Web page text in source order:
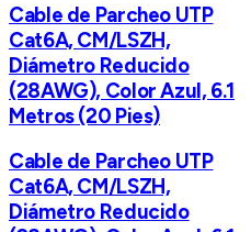
Cable de Parcheo UTP
Cat6A, CM/LSZH,
Diámetro Reducido
(28AWG), Color Azul, 6.1
Metros (20 Pies)
Cable de Parcheo UTP
Cat6A, CM/LSZH,
Diámetro Reducido